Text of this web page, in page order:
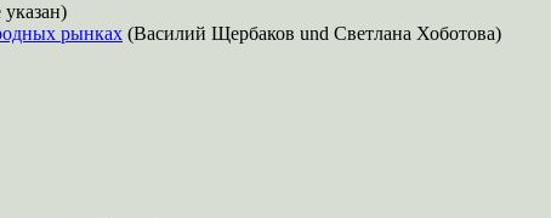
рынках (Василий Щербаков und Светлана Хоботова)